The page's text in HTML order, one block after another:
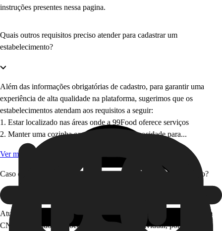
instruções presentes nessa pagina.
Quais outros requisitos preciso atender para cadastrar um
estabelecimento?
Além das informações obrigatórias de cadastro, para garantir uma
experiência de alta qualidade na plataforma, sugerimos que os
estabelecimentos atendam aos requisitos a seguir:
1. Estar localizado nas áreas onde a 99Food oferece serviços
2. Manter uma cozinha organizada e com capacidade para...
Ver mais
Caso eu não tenha um CNPJ, posso cadastrar um estabelecimento?
Atualmente, nós só aceitamos estabelecimentos cadastrados com um
CNPJ vinculado. Se você tem um negócio individual, por favor, crie